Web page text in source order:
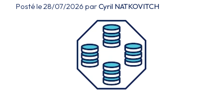
Posté le 28/07/2026 parCyril NATKOVITCH